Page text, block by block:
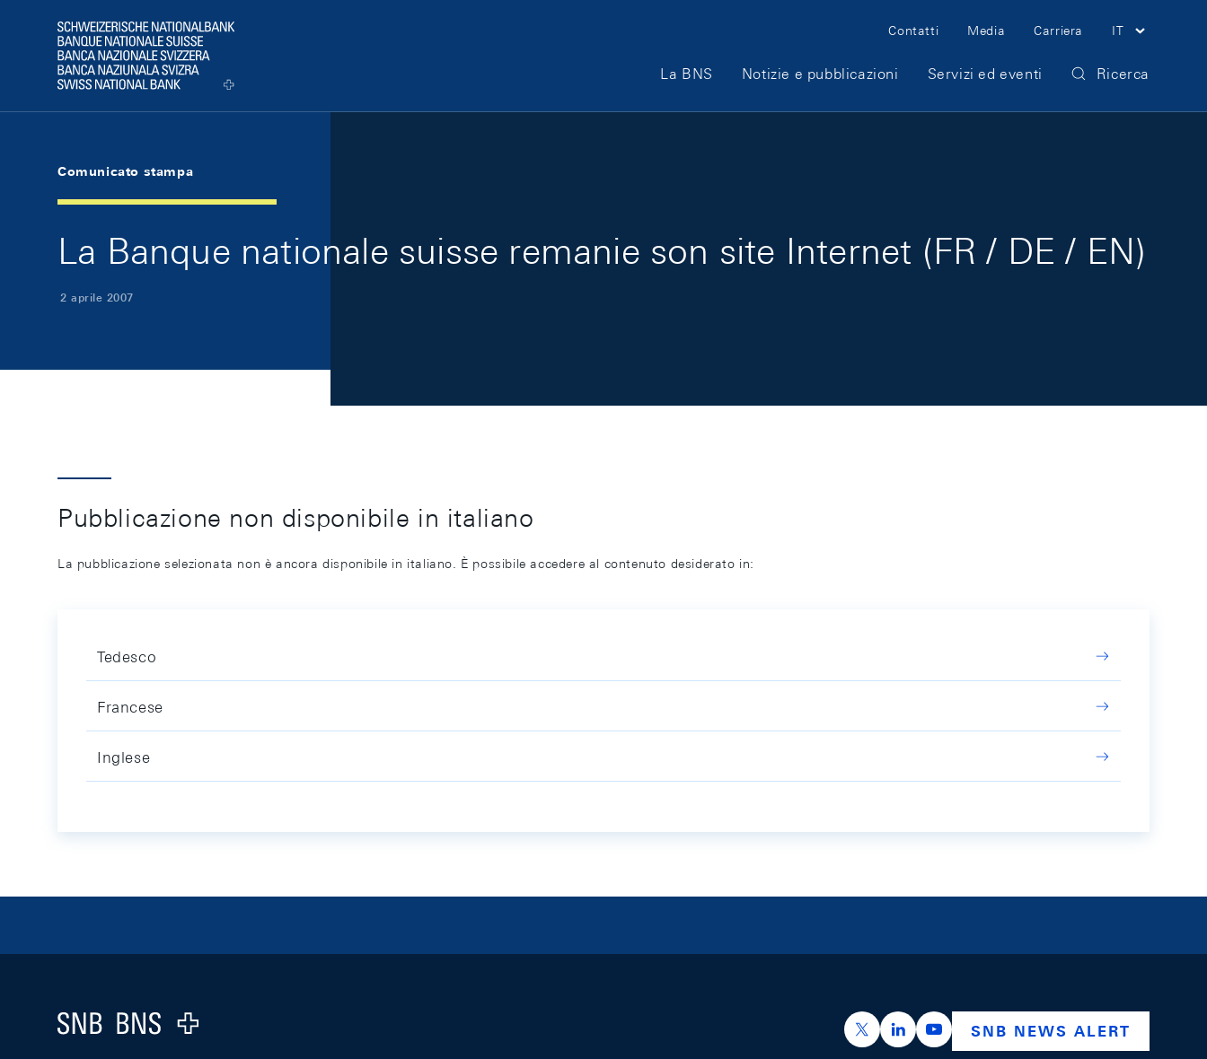
Logo
Meta Navigation
Contatti Media Carriera IT
Main Navigation
La BNS Notizie e pubblicazioni Servizi ed eventi Ricerca
Comunicato stampa
La Banque nationale suisse remanie son site Internet (FR / DE / EN)
2 aprile 2007
Pubblicazione non disponibile in italiano
La pubblicazione selezionata non è ancora disponibile in italiano. È possibile accedere al contenuto desiderato in:
Tedesco
Francese
Inglese
Logo
https://x.com/snb_bns
https://ch.linkedin.com/company/swiss-
https://www.youtube.com/
SNB NEWS ALERT